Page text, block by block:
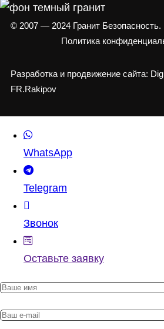
© 2007 — 2024 Гранит
Политика
Разработка и продвижение сайта:
FR.Rakipov
WhatsApp
Telegram
Звонок
Оставьте заявку